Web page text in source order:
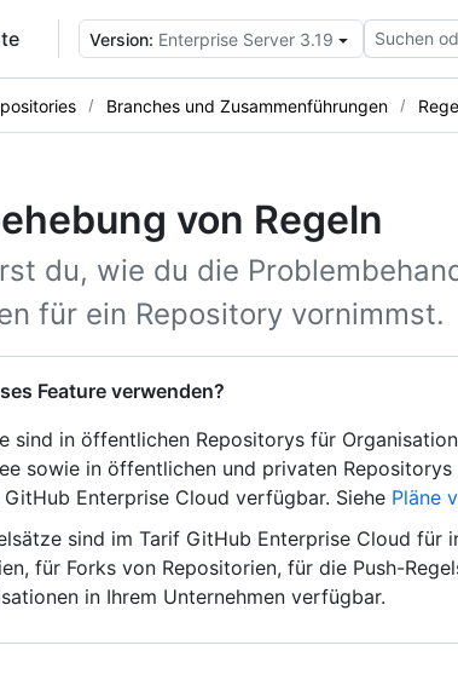
Version: Enterprise Server 3.19 Suchen
Branches und Zusammenführungen
von Regeln
du, wie du die
für ein Repository vornimmst.
Feature verwenden?
sind in öffentlichen Repositorys für
sowie in öffentlichen und privaten
GitHub Enterprise Cloud verfügbar. Siehe Pläne
sind im Tarif GitHub Enterprise Cloud für
für Forks von Repositorien, für die Push-
in Ihrem Unternehmen verfügbar.